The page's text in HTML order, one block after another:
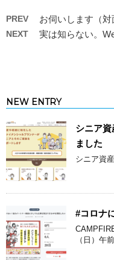
PREV お伺いします（対
NEXT 実は知らない。
NEW ENTRY
シニア
ました
シニア資
#コロナ
（日）午